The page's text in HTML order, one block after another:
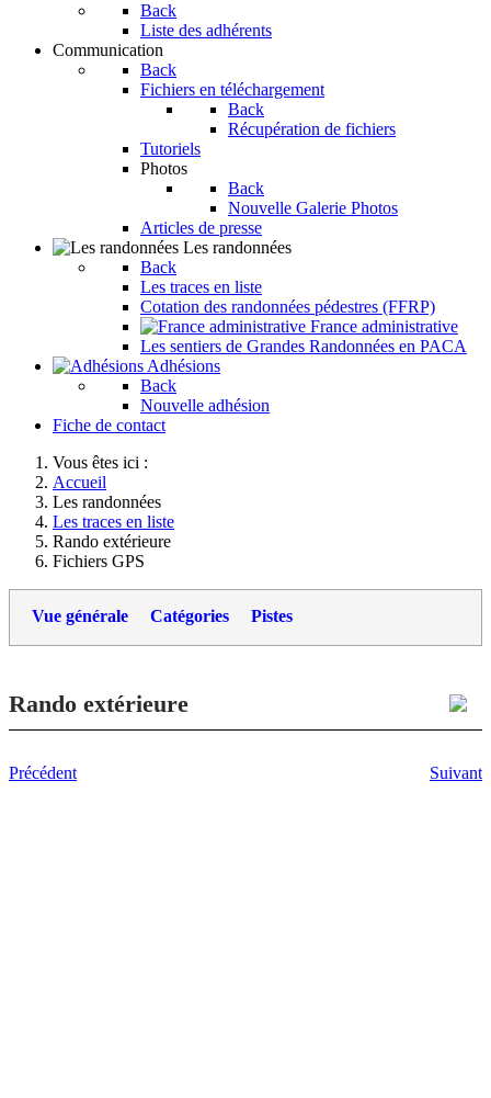
Back
Liste des adhérents
Communication
Back
Fichiers en téléchargement
Back
Récupération de fichiers
Tutoriels
Photos
Back
Nouvelle Galerie Photos
Articles de presse
Les randonnées
Back
Les traces en liste
Cotation des randonnées pédestres (FFRP)
France administrative
Les sentiers de Grandes Randonnées en PACA
Adhésions
Back
Nouvelle adhésion
Fiche de contact
Vous êtes ici :
Accueil
Les randonnées
Les traces en liste
Rando extérieure
Fichiers GPS
Vue générale Catégories Pistes
Rando extérieure
Précédent Suivant